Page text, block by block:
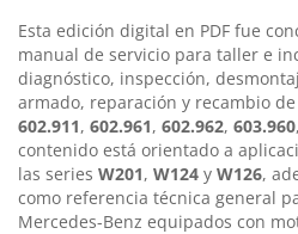
Esta edición digital en PDF fue
manual de servicio para taller e
diagnóstico, inspección,
armado, reparación y recambio
602.911, 602.961, 602.962, 603.960,
contenido está orientado a
las series W201, W124 y W126,
como referencia técnica general
Mercedes-Benz equipados con